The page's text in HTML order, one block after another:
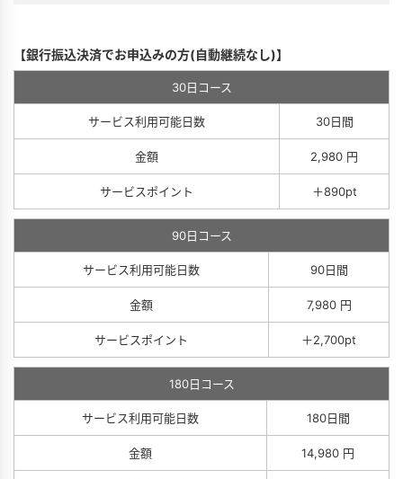
【銀行振込決済でお申込みの方(自動継続なし)】
30日コース
サービス利用可能日数 30日間
金額 2,980 円
サービスポイント ＋890pt
90日コース
サービス利用可能日数 90日間
金額 7,980 円
サービスポイント ＋2,700pt
180日コース
サービス利用可能日数 180日間
金額 14,980 円